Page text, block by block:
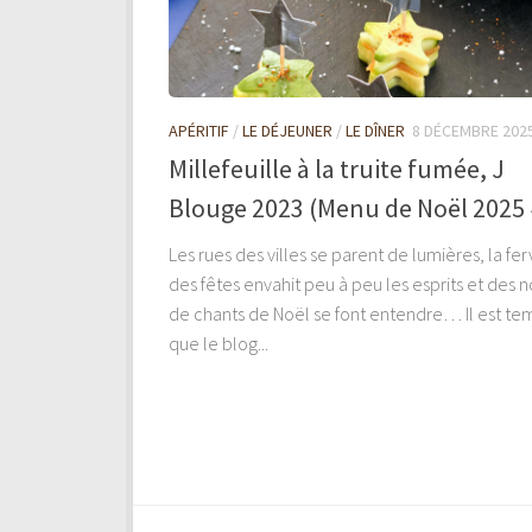
APÉRITIF /LE DÉJEUNER /LE DÎNER 8 DÉCEMBRE
Millefeuille à la truite fumée, J
Blouge 2023 (Menu de Noël
Les rues des villes se parent de lumières, la
des fêtes envahit peu à peu les esprits et des
de chants de Noël se font entendre… Il est
que le blog...